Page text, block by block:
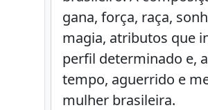
gana, força, raça,
magia, atributos que
perfil determinado e,
tempo, aguerrido e
mulher brasileira.